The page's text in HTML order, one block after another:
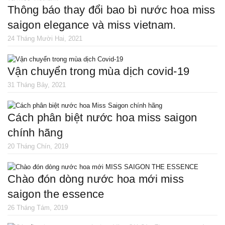
thông báo thay đổi bao bì nước hoa miss
saigon elegance và miss vietnam.
24 Tháng Mười Hai, 2021
vận chuyển trong mùa dịch covid-19
31 Tháng Bảy, 2021
cách phân biệt nước hoa miss saigon
chính hãng
20 Tháng Chín, 2019
chào đón dòng nước hoa mới miss
saigon the essence
26 Tháng Tám, 2019